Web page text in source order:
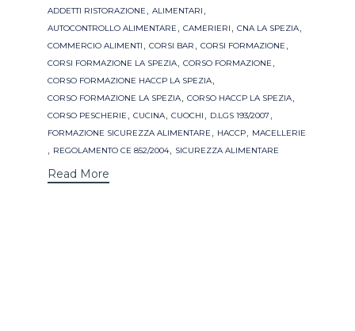
Tags
ADDETTI RISTORAZIONE , ALIMENTARI ,
AUTOCONTROLLO ALIMENTARE , CAMERIERI , CNA LA SPEZIA,
COMMERCIO ALIMENTI , CORSI BAR , CORSI FORMAZIONE ,
CORSI FORMAZIONE LA SPEZIA, CORSO FORMAZIONE ,
CORSO FORMAZIONE HACCP LA SPEZIA,
CORSO FORMAZIONE LA SPEZIA, CORSO HACCP LA SPEZIA,
CORSO PESCHERIE , CUCINA, CUOCHI , D.LGS 193/2007 ,
FORMAZIONE SICUREZZA ALIMENTARE , HACCP, MACELLERIE
, REGOLAMENTO CE 852/2004, SICUREZZA ALIMENTARE
Read More